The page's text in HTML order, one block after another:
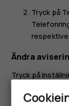
Tryck på
Ändra
Tryck på